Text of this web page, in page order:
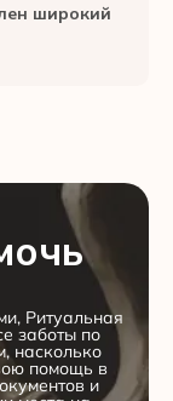
широкий
Ритуальная
заботы по
насколько
помощь в
и